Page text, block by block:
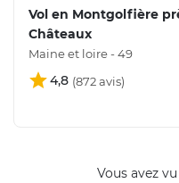
Vol en Montgolfière
Châteaux
Maine et loire - 49
4,8
Vous avez